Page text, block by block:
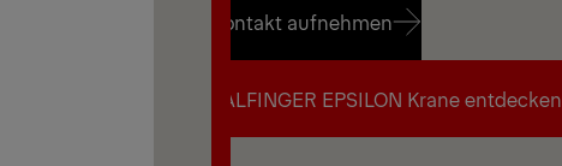
Kontakt aufnehmen
Kontakt aufnehmen
PALFINGER EPSILON Krane entdecken